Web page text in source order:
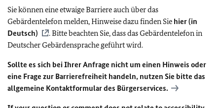
Sie können eine etwaige Barriere auch über das
Gebärdentelefon melden, Hinweise dazu finden Sie hier (in
Deutsch)
. Bitte beachten Sie, dass das Gebärdentelefon in
Deutscher Gebärdensprache geführt wird.
Sollte es sich bei Ihrer Anfrage nicht um einen Hinweis oder
eine Frage zur Barrierefreiheit handeln, nutzen Sie bitte das
allgemeine Kontaktformular des Bürgerservices.